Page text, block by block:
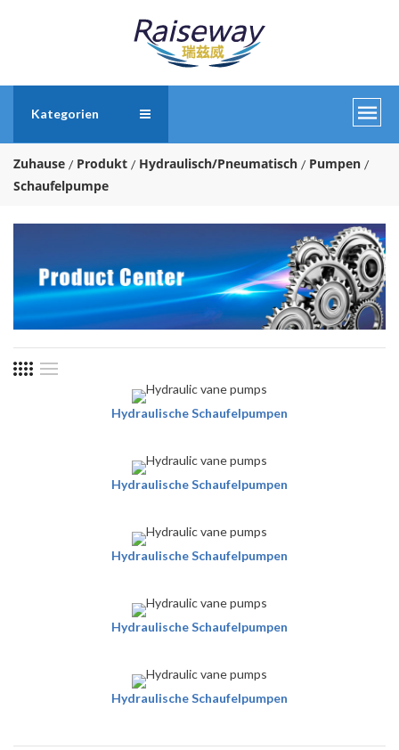
Kategorien
Zuhause Produkt Hydraulisch/Pneumatisch
Pumpen
Schaufelpumpe
Hydraulische Schaufelpumpen
Hydraulische Schaufelpumpen
Hydraulische Schaufelpumpen
Hydraulische Schaufelpumpen
Hydraulische Schaufelpumpen